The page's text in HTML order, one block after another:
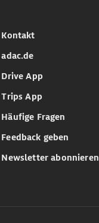
Kontakt
adac.de
Drive App
Trips App
Häufige Fragen
Feedback geben
Newsletter abonnieren